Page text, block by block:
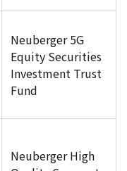
Neuberger 5G
Equity Securities
Investment Trust
Fund
Neuberger High